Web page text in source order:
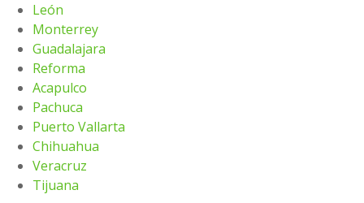
León
Monterrey
Guadalajara
Reforma
Acapulco
Pachuca
Puerto Vallarta
Chihuahua
Veracruz
Tijuana